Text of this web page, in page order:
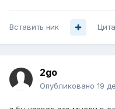
Вставить ник
2go
Опубликовано 19